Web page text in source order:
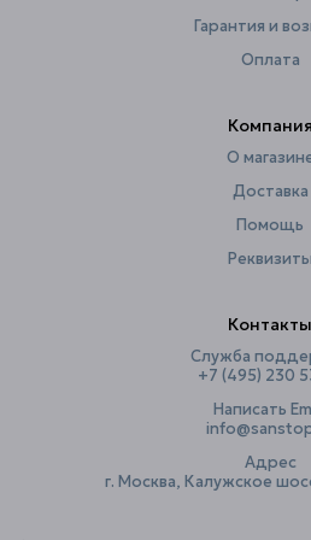
Гарантия и
Оплата
Компания
О
Доставка
Помощь
Реквизиты
Контакты
Служба
+7 (495) 230
Написать
Адрес
г. Москва, Калужское